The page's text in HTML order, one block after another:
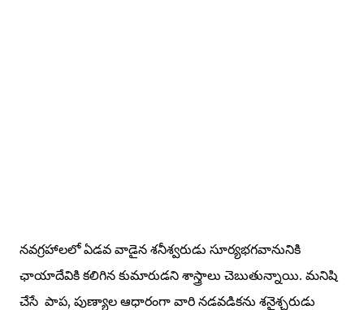
నవగ్రహాలలో ఏడవ వాడైన శనీశ్వరుడు సూర్యభగవానునికి
ఛాయాదేవికి కలిగిన కుమారుడని శాస్త్రాలు చెబుతున్నాయి. మనిషి
చేసే పాప, పుణ్యాల ఆధారంగా వారి నడవడికను శనైశ్చరుడు